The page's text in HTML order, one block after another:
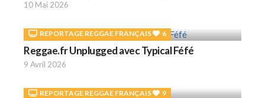
10 Mai 2026
REPORTAGE REGGAE FRANÇAIS 6
Reggae.fr Unplugged avec Typical Féfé
9 Avril 2026
REPORTAGE REGGAE FRANÇAIS 9